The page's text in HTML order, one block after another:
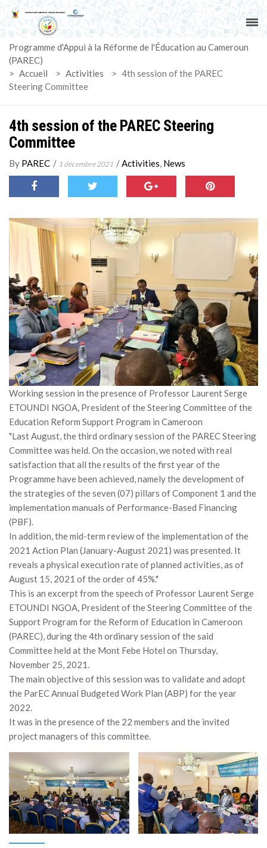
ACCUEIL
PAREC
ACTUALITÉS
ACTIVITÉS
DOCUMENTS
SUIVI-EVALUATION
MÉDIA
LANGUES
Programme d'Appui à la Réforme de l'Éducation au Cameroun
(PAREC)
> Accueil > Activities > 4th session of the PAREC
Steering Committee
4th session of the PAREC Steering
Committee
By PAREC / 1 décembre 2021 /Activities, News
Working session in the presence of Professor Laurent Serge
ETOUNDI NGOA, President of the Steering Committee of the
Education Reform Support Program in Cameroon
"Last August, the third ordinary session of the PAREC Steering
Committee was held. On the occasion, we noted with real
satisfaction that all the results of the first year of the
Programme have been achieved, namely the development of
the strategies of the seven (07) pillars of Component 1 and the
implementation manuals of Performance-Based Financing
(PBF).
In addition, the mid-term review of the implementation of the
2021 Action Plan (January-August 2021) was presented. It
reveals a physical execution rate of planned activities, as of
August 15, 2021 of the order of 45%."
This is an excerpt from the speech of Professor Laurent Serge
ETOUNDI NGOA, President of the Steering Committee of the
Support Program for the Reform of Education in Cameroon
(PAREC), during the 4th ordinary session of the said
Committee held at the Mont Febe Hotel on Thursday,
November 25, 2021.
The main objective of this session was to validate and adopt
the ParEC Annual Budgeted Work Plan (ABP) for the year
2022.
It was in the presence of the 22 members and the invited
project managers of this committee.